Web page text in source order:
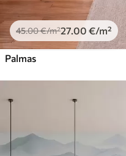
45.00€/m²27 .00 €/m²
Palmas